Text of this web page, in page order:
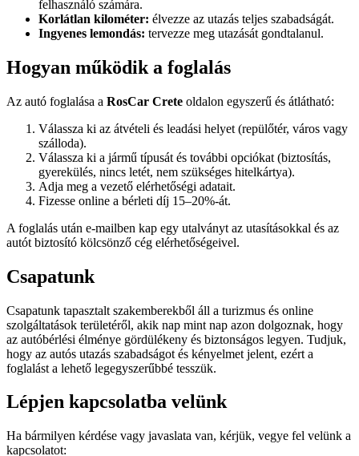
felhasználó számára.
Korlátlan kilométer: élvezze az utazás teljes szabadságát.
Ingyenes lemondás: tervezze meg utazását gondtalanul.
Hogyan működik a foglalás
Az autó foglalása a RosCar Crete oldalon egyszerű és átlátható:
Válassza ki az átvételi és leadási helyet (repülőtér, város vagy
szálloda).
Válassza ki a jármű típusát és további opciókat (biztosítás,
gyerekülés, nincs letét, nem szükséges hitelkártya).
Adja meg a vezető elérhetőségi adatait.
Fizesse online a bérleti díj 15–20%-át.
A foglalás után e-mailben kap egy utalványt az utasításokkal és az
autót biztosító kölcsönző cég elérhetőségeivel.
Csapatunk
Csapatunk tapasztalt szakemberekből áll a turizmus és online
szolgáltatások területéről, akik nap mint nap azon dolgoznak, hogy
az autóbérlési élménye gördülékeny és biztonságos legyen. Tudjuk,
hogy az autós utazás szabadságot és kényelmet jelent, ezért a
foglalást a lehető legegyszerűbbé tesszük.
Lépjen kapcsolatba velünk
Ha bármilyen kérdése vagy javaslata van, kérjük, vegye fel velünk a
kapcsolatot: